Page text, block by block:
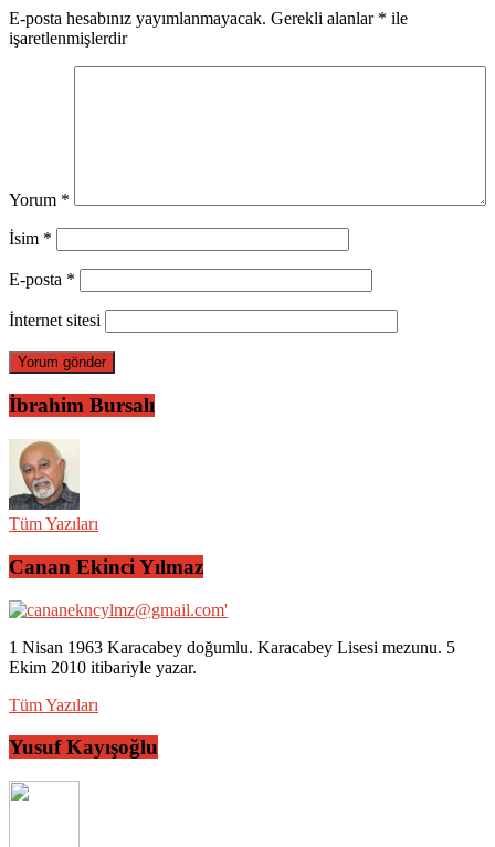
E-posta hesabınız yayımlanmayacak. Gerekli alanlar * ile
işaretlenmişlerdir
Yorum *
İsim *
E-posta *
İnternet sitesi
İbrahim Bursalı
Tüm Yazıları
Canan Ekinci Yılmaz
1 Nisan 1963 Karacabey doğumlu. Karacabey Lisesi mezunu. 5
Ekim 2010 itibariyle yazar.
Tüm Yazıları
Yusuf Kayışoğlu